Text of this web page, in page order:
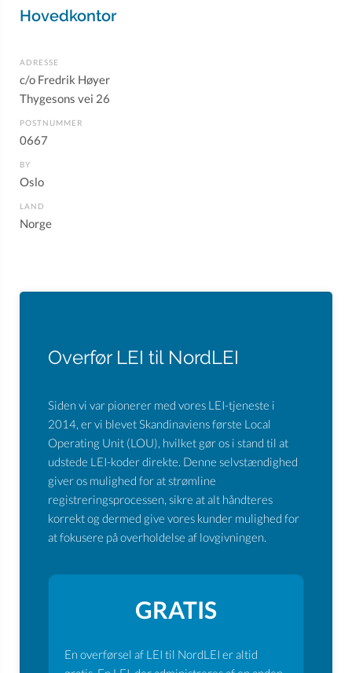
Hovedkontor
ADRESSE
c/o Fredrik Høyer
Thygesons vei 26
POSTNUMMER
0667
BY
Oslo
LAND
Norge
Overfør LEI til NordLEI
Siden vi var pionerer med vores LEI-tjeneste i
2014, er vi blevet Skandinaviens første Local
Operating Unit (LOU), hvilket gør os i stand til at
udstede LEI-koder direkte. Denne selvstændighed
giver os mulighed for at strømline
registreringsprocessen, sikre at alt håndteres
korrekt og dermed give vores kunder mulighed for
at fokusere på overholdelse af lovgivningen.
GRATIS
En overførsel af LEI til NordLEI er altid